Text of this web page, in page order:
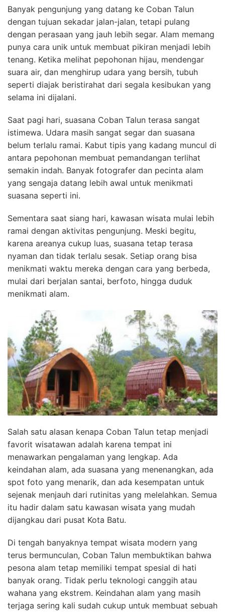
Banyak pengunjung yang datang ke Coban Talun
dengan tujuan sekadar jalan-jalan, tetapi pulang
dengan perasaan yang jauh lebih segar. Alam memang
punya cara unik untuk membuat pikiran menjadi lebih
tenang. Ketika melihat pepohonan hijau, mendengar
suara air, dan menghirup udara yang bersih, tubuh
seperti diajak beristirahat dari segala kesibukan yang
selama ini dijalani.
Saat pagi hari, suasana Coban Talun terasa sangat
istimewa. Udara masih sangat segar dan suasana
belum terlalu ramai. Kabut tipis yang kadang muncul di
antara pepohonan membuat pemandangan terlihat
semakin indah. Banyak fotografer dan pecinta alam
yang sengaja datang lebih awal untuk menikmati
suasana seperti ini.
Sementara saat siang hari, kawasan wisata mulai lebih
ramai dengan aktivitas pengunjung. Meski begitu,
karena areanya cukup luas, suasana tetap terasa
nyaman dan tidak terlalu sesak. Setiap orang bisa
menikmati waktu mereka dengan cara yang berbeda,
mulai dari berjalan santai, berfoto, hingga duduk
menikmati alam.
Salah satu alasan kenapa Coban Talun tetap menjadi
favorit wisatawan adalah karena tempat ini
menawarkan pengalaman yang lengkap. Ada
keindahan alam, ada suasana yang menenangkan, ada
spot foto yang menarik, dan ada kesempatan untuk
sejenak menjauh dari rutinitas yang melelahkan. Semua
itu hadir dalam satu kawasan wisata yang mudah
dijangkau dari pusat Kota Batu.
Di tengah banyaknya tempat wisata modern yang
terus bermunculan, Coban Talun membuktikan bahwa
pesona alam tetap memiliki tempat spesial di hati
banyak orang. Tidak perlu teknologi canggih atau
wahana yang ekstrem. Keindahan alam yang masih
terjaga sering kali sudah cukup untuk membuat sebuah